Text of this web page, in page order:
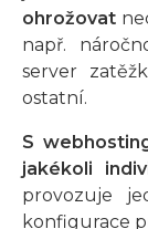
ohrožovat
např.
server
ostatní.
S
jakékoli
provozuje
konfigurace